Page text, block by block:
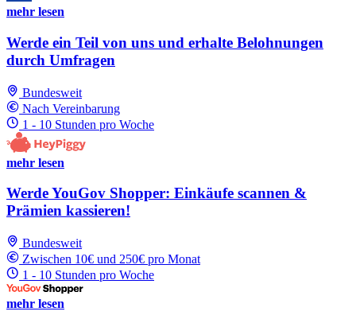
mehr lesen
Werde ein Teil von uns und erhalte Belohnungen
durch Umfragen
Bundesweit
Nach Vereinbarung
1 - 10 Stunden pro Woche
mehr lesen
Werde YouGov Shopper: Einkäufe scannen &
Prämien kassieren!
Bundesweit
Zwischen 10€ und 250€ pro Monat
1 - 10 Stunden pro Woche
mehr lesen